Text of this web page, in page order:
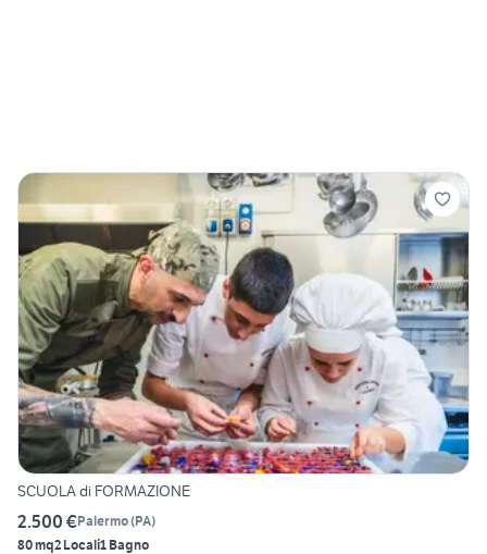
SCUOLA di FORMAZIONE
2.500 €Palermo(PA)
80 mq2 Locali1 Bagno